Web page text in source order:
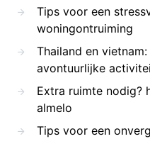
Tips voor een
woningontruiming
Thailand en
avontuurlijke
Extra ruimte nodig?
almelo
Tips voor een